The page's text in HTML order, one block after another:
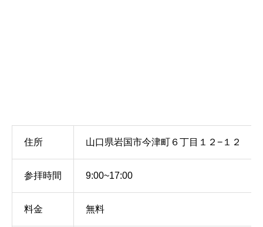
住所 山口県岩国市今津町６丁目１２−１２
参拝時間 9:00~17:00
料金 無料